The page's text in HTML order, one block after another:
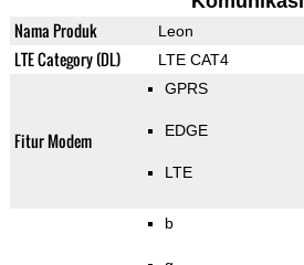
Nama Produk Leon
LTE Category (DL) LTE CAT4
Fitur Modem
GPRS
EDGE
LTE
b